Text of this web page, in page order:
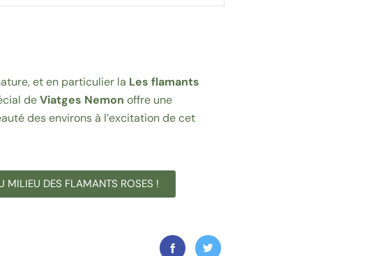
et en particulier la Les flamants
deViatges Nemon offre une
des environs à l’excitation de cet
DES FLAMANTS ROSES !